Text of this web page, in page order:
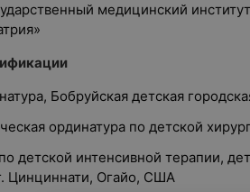
медицинский
Бобруйская детская
ординатура по детской
детской интенсивной терапии,
Цинциннати, Огайо, США